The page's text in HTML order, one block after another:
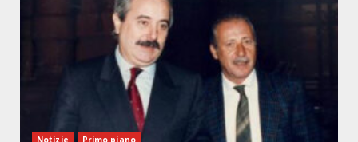
Notizie Primo piano